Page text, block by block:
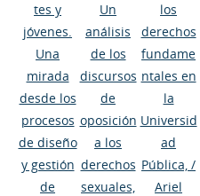
tes y
jóvenes.
Una
mirada
desde los
procesos
de diseño
y gestión
de
Un
análisis
de los
discursos
de
oposición
a los
derechos
sexuales,
los
derechos
fundame
ntales en
la
Universid
ad
Pública, /
Ariel